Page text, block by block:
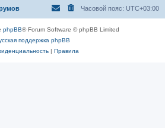
Часовой пояс: UTC+03:00
phpBB® Forum Software © phpBB Limited
поддержка phpBB
| Правила